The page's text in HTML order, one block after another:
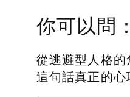
你可以問：
從逃避型人格的
這句話真正的心